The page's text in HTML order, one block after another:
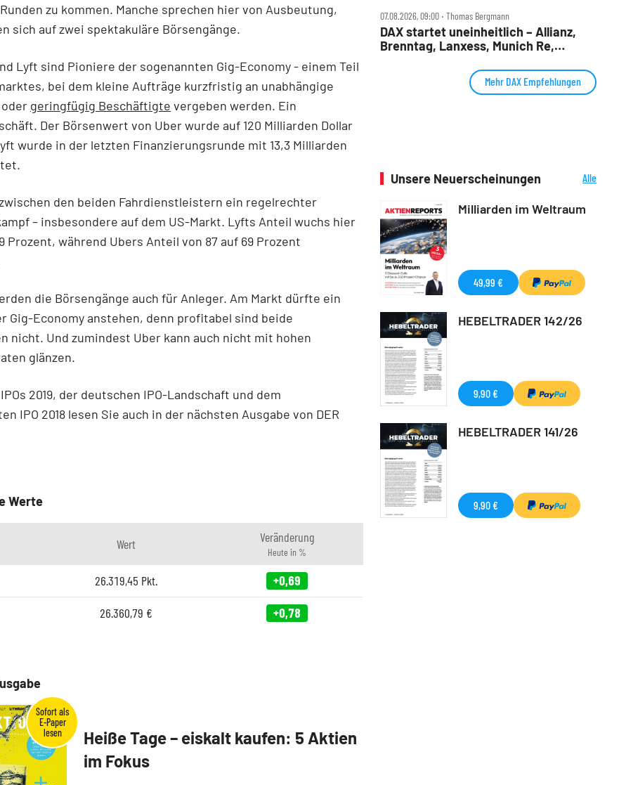
zu kommen. Manche sprechen hier von Ausbeutung,
sich auf zwei spektakuläre Börsengänge.
Lyft sind Pioniere der sogenannten Gig-Economy - einem Teil
bei dem kleine Aufträge kurzfristig an unabhängige
oder geringfügig Beschäftigte vergeben werden. Ein
Der Börsenwert von Uber wurde auf 120 Milliarden Dollar
wurde in der letzten Finanzierungsrunde mit 13,3 Milliarden
den beiden Fahrdienstleistern ein regelrechter
– insbesondere auf dem US-Markt. Lyfts Anteil wuchs hier
Prozent, während Ubers Anteil von 87 auf 69 Prozent
die Börsengänge auch für Anleger. Am Markt dürfte ein
Gig-Economy anstehen, denn profitabel sind beide
nicht. Und zumindest Uber kann auch nicht mit hohen
glänzen.
2019, der deutschen IPO-Landschaft und dem
IPO 2018 lesen Sie auch in der nächsten Ausgabe von DER
Werte
Wert Veränderung
Heute in %
26.319,45 Pkt. +0,69
26.360,79 € +0,78
Heiße Tage – eiskalt kaufen: 5 Aktien
im Fokus
07.08.2026, 09:00 ‧ Thomas Bergmann
DAX startet uneinheitlich – Allianz,
Brenntag, Lanxess, Munich Re,
Mehr DAX Empfehlungen
Unsere Neuerscheinungen
Alle
Milliarden im Weltraum
49,99 €
HEBELTRADER 142/26
9,90 €
HEBELTRADER 141/26
9,90 €